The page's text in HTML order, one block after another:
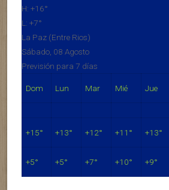
H: +16°
L: +7°
La Paz (Entre Rios)
Sábado, 08 Agosto
Previsión para 7 días
Dom Lun Mar Mié Jue
+15° +13° +12° +11° +13°
+5° +5° +7° +10° +9°